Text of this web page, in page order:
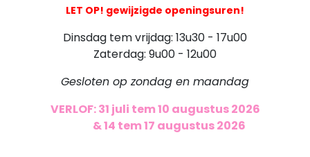
LET OP! gewijzigde openingsuren!
Dinsdag tem vrijdag: 13u30 - 17u00
Zaterdag: 9u00 - 12u00
Gesloten op zondag en maandag
VERLOF: 31 juli tem 10 augustus 2026
& 14 tem 17 augustus 2026